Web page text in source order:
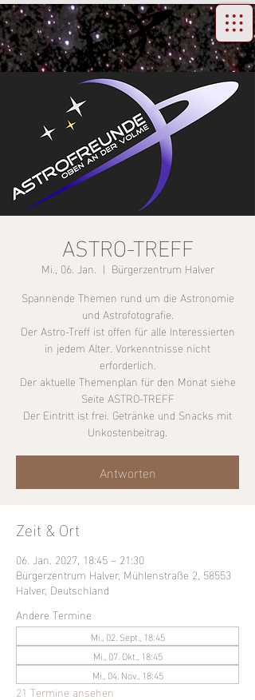
ASTRO-TREFF
Mi., 06. Jan.
  |
Bürgerzentrum Halver
Spannende Themen rund um die Astronomie
und Astrofotografie.
Der Astro-Treff ist offen für alle Interessierten
in jedem Alter. Vorkenntnisse nicht
erforderlich.
Der aktuelle Themenplan für den Monat siehe
Seite ASTRO-TREFF
Der Eintritt ist frei. Getränke und Snacks mit
Unkostenbeitrag.
Antworten
Zeit & Ort
06. Jan. 2027, 18:45 – 21:30
Bürgerzentrum Halver, Mühlenstraße 2, 58553
Halver, Deutschland
Andere Termine
Mi., 02. Sept., 18:45
Mi., 07. Okt., 18:45
Mi., 04. Nov., 18:45
21 Termine ansehen